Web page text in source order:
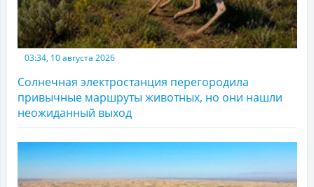
03:34, 10 августа 2026
Солнечная электростанция перегородила
привычные маршруты животных, но они нашли
неожиданный выход